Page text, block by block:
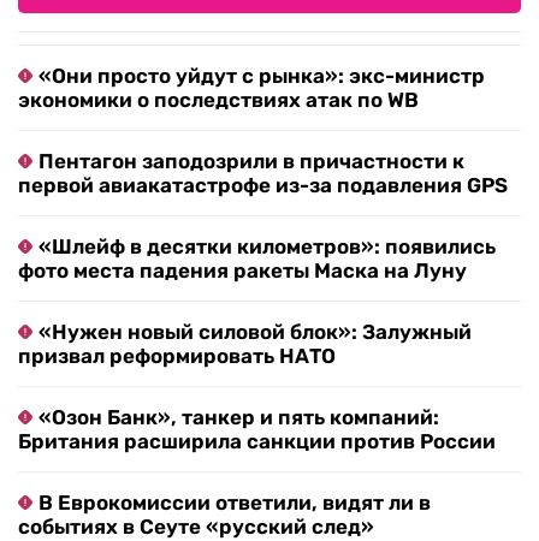
«Они просто уйдут с рынка»: экс-министр
экономики о последствиях атак по WB
Пентагон заподозрили в причастности к
первой авиакатастрофе из-за подавления GPS
«Шлейф в десятки километров»: появились
фото места падения ракеты Маска на Луну
«Нужен новый силовой блок»: Залужный
призвал реформировать НАТО
«Озон Банк», танкер и пять компаний:
Британия расширила санкции против России
В Еврокомиссии ответили, видят ли в
событиях в Сеуте «русский след»